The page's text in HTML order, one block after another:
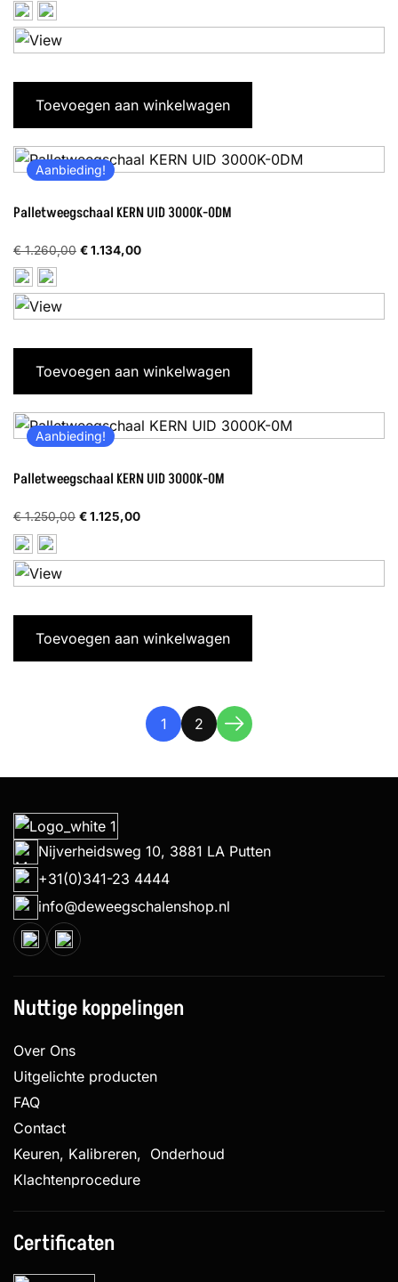
was:
€ 1.220,00.
is:
€ 1.098,00.
Toevoegen aan winkelwagen
Aanbieding!
Palletweegschaal KERN UID 3000K-0DM
€1.260,00 Oorspronkelijke
was:
€ 1.260,00.
€1.134,00Huidige
is:
€ 1.134,00.
Toevoegen aan winkelwagen
Aanbieding!
Palletweegschaal KERN UID 3000K-0M
€1.250,00 Oorspronkelijke
was:
€ 1.250,00.
€1.125,00Huidige
is:
€ 1.125,00.
Toevoegen aan winkelwagen
1 2
Nijverheidsweg 10, 3881 LA Putten
+31(0)341-23 4444
info@deweegschalenshop.nl
Nuttige koppelingen
Over Ons
Uitgelichte producten
FAQ
Contact
Keuren, Kalibreren, Onderhoud
Klachtenprocedure
Certificaten